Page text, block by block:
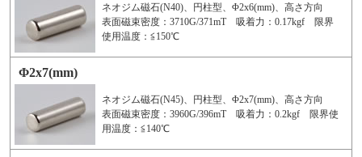
ネオジム磁石(N40)、円柱型、Φ2x6(mm)、高さ方向
表面磁束密度：3710G/371mT 吸着力：0.17kgf 限界
使用温度：≦150℃
Φ2x7(mm)
ネオジム磁石(N45)、円柱型、Φ2x7(mm)、高さ方向
表面磁束密度：3960G/396mT 吸着力：0.2kgf 限界使
用温度：≦140℃